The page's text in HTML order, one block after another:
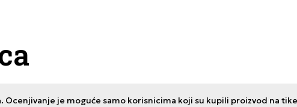
Ocenjivanje je moguće samo korisnicima koji su kupili proizvod na